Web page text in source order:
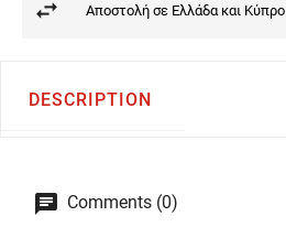
Αποστολή σε Ελλάδα και Κύπρο
DESCRIPTION
Comments (0)